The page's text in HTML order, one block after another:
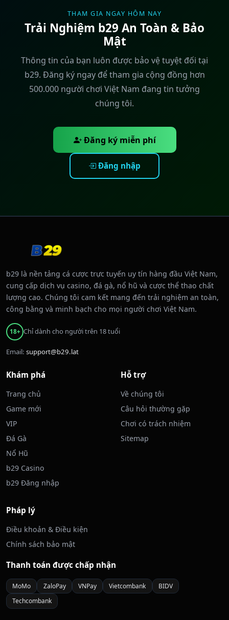
THAM GIA NGAY HÔM NAY
Trải Nghiệm b29 An Toàn & Bảo
Mật
Thông tin của bạn luôn được bảo vệ tuyệt đối tại
b29. Đăng ký ngay để tham gia cộng đồng hơn
500.000 người chơi Việt Nam đang tin tưởng
chúng tôi.
Đăng ký miễn phí
Đăng nhập
b29 là nền tảng cá cược trực tuyến uy tín hàng đầu Việt Nam,
cung cấp dịch vụ casino, đá gà, nổ hũ và cược thể thao chất
lượng cao. Chúng tôi cam kết mang đến trải nghiệm an toàn,
công bằng và minh bạch cho mọi người chơi Việt Nam.
18+ Chỉ dành cho người trên 18 tuổi
Email: support@b29.lat
Khám phá
Trang chủ
Game mới
VIP
Đá Gà
Nổ Hũ
b29 Casino
b29 Đăng nhập
Hỗ trợ
Về chúng tôi
Câu hỏi thường gặp
Chơi có trách nhiệm
Sitemap
Pháp lý
Điều khoản & Điều kiện
Chính sách bảo mật
Thanh toán được chấp nhận
MoMo ZaloPay VNPay Vietcombank
BIDV
Techcombank